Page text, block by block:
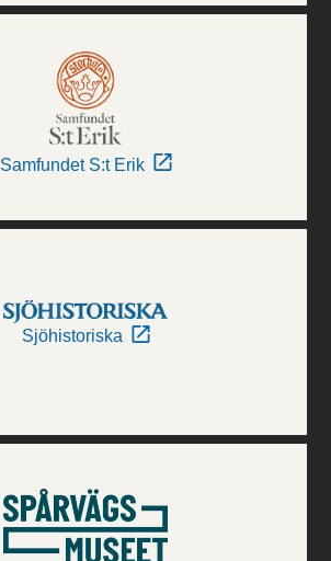
Samfundet S:t Erik
Sjöhistoriska